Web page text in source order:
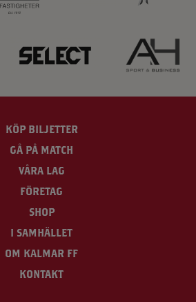
KÖP BILJETTER
GÅ PÅ MATCH
VÅRA LAG
FÖRETAG
SHOP
I SAMHÄLLET
OM KALMAR FF
KONTAKT